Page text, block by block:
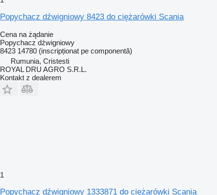
Popychacz dźwigniowy 8423 do ciężarówki Scania
Cena na żądanie
Popychacz dźwigniowy
8423 14780 (inscripționat pe componentă)
Rumunia, Cristesti
ROYAL DRU AGRO S.R.L.
Kontakt z dealerem
1
Popychacz dźwigniowy 1333871 do ciężarówki Scania